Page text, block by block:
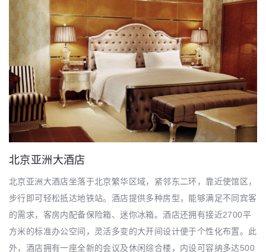
北京亚洲大酒店
北京亚洲大酒店坐落于北京繁华区域，紧邻东二环，靠近使馆区，
步行即可轻松抵达地铁站。酒店提供多种房型，能够满足不同宾客
的需求，客房内配备保险箱、迷你冰箱。酒店还拥有接近2700平
方米的标准办公空间，灵活多变的大开间设计便于个性化布置。此
外，酒店拥有一座全新的会议及休闲综合楼，内设可容纳多达500